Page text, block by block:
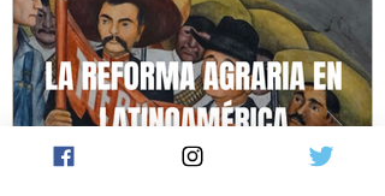
conformara la junta de gobierno.
Huellas